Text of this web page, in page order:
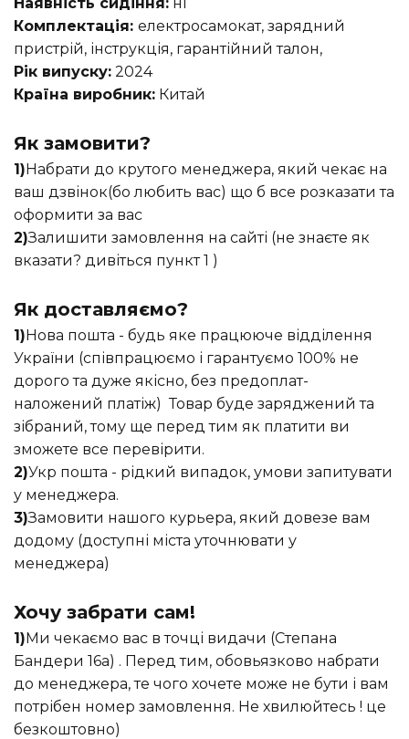
Комплектація: електросамокат, зарядний
пристрій, інструкція, гарантійний талон,
Рік випуску: 2024
Країна виробник: Китай
Як замовити?
1)Набрати до крутого менеджера, який чекає на
ваш дзвінок(бо любить вас) що б все розказати та
оформити за вас
2)Залишити замовлення на сайті (не знаєте як
вказати? дивіться пункт 1 )
Як доставляємо?
1)Нова пошта - будь яке працююче відділення
України (співпрацюємо і гарантуємо 100% не
дорого та дуже якісно, без предоплат-
наложений платіж) Товар буде заряджений та
зібраний, тому ще перед тим як платити ви
зможете все перевірити.
2)Укр пошта - рідкий випадок, умови запитувати
у менеджера.
3)Замовити нашого курьера, який довезе вам
додому (доступні міста уточнювати у
менеджера)
Хочу забрати сам!
1)Ми чекаємо вас в точці видачи (Степана
Бандери 16а) . Перед тим, обовьязково набрати
до менеджера, те чого хочете може не бути і вам
потрібен номер замовлення. Не хвилюйтесь ! це
безкоштовно)